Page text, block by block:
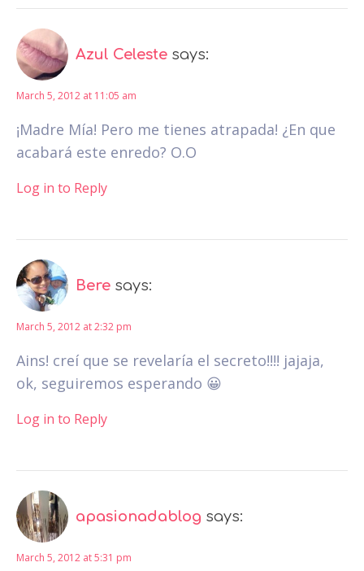
Azul Celeste says:
March 5, 2012 at 11:05 am
¡Madre Mía! Pero me tienes atrapada! ¿En que
acabará este enredo? O.O
Log in to Reply
Bere says:
March 5, 2012 at 2:32 pm
Ains! creí que se revelaría el secreto!!!! jajaja,
ok, seguiremos esperando 😀
Log in to Reply
apasionadablog says:
March 5, 2012 at 5:31 pm